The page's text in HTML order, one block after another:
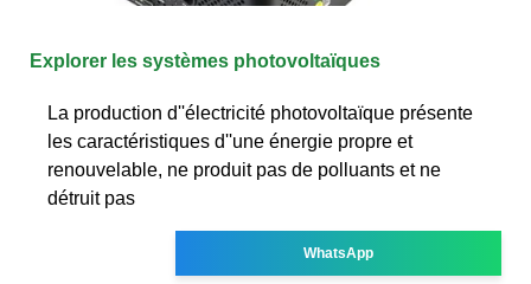
Explorer les systèmes photovoltaïques
La production d''électricité photovoltaïque présente
les caractéristiques d''une énergie propre et
renouvelable, ne produit pas de polluants et ne
détruit pas
WhatsApp